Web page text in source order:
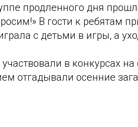
продленного дня
В гости к ребятам
с детьми в игры, а
в конкурсах
отгадывали осенние